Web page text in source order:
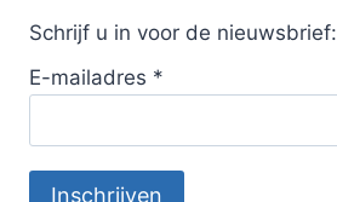
Schrijf u in voor de nieuwsbrief:
E-mailadres *